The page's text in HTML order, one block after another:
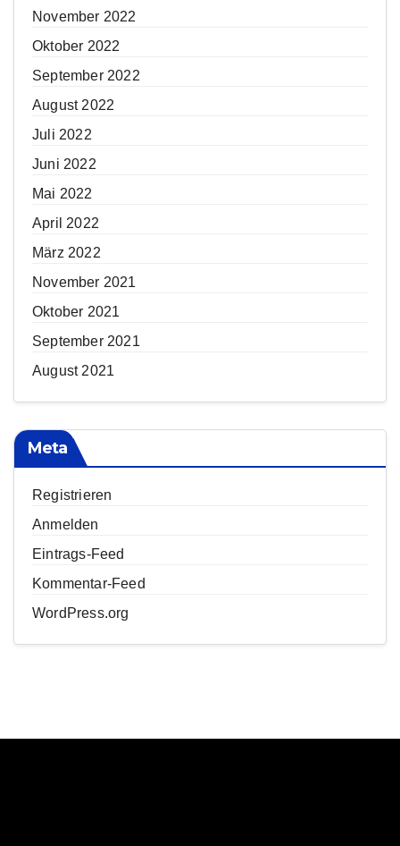
November 2022
Oktober 2022
September 2022
August 2022
Juli 2022
Juni 2022
Mai 2022
April 2022
März 2022
November 2021
Oktober 2021
September 2021
August 2021
Meta
Registrieren
Anmelden
Eintrags-Feed
Kommentar-Feed
WordPress.org